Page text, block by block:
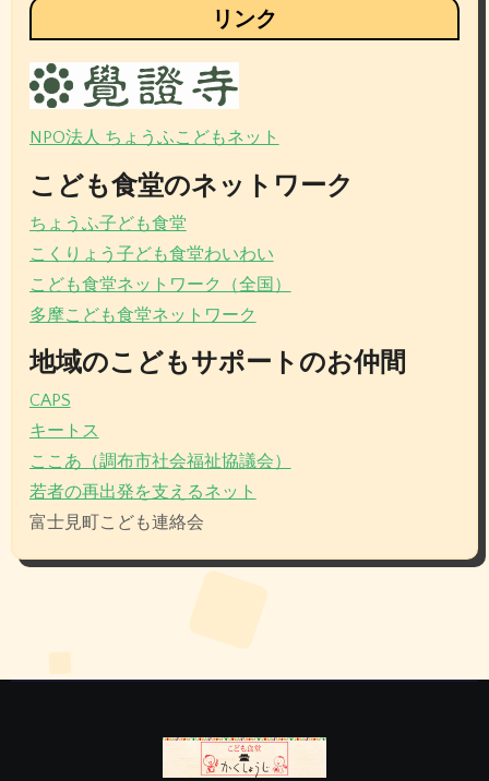
リンク
NPO法人 ちょうふこどもネット
こども食堂のネットワーク
ちょうふ子ども食堂
こくりょう子ども食堂わいわい
こども食堂ネットワーク（全国）
多摩こども食堂ネットワーク
地域のこどもサポートのお仲間
CAPS
キートス
ここあ（調布市社会福祉協議会）
若者の再出発を支えるネット
富士見町こども連絡会